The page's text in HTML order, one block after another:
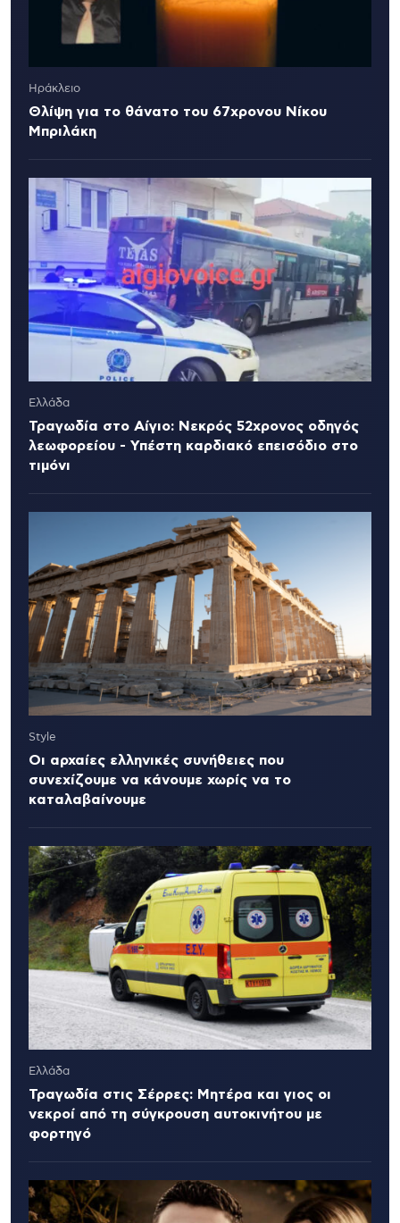
Ηράκλειο
Θλίψη για το θάνατο του 67χρονου Νίκου
Μπριλάκη
Ελλάδα
Τραγωδία στο Αίγιο: Νεκρός 52χρονος οδηγός
λεωφορείου - Υπέστη καρδιακό επεισόδιο στο
τιμόνι
Style
Οι αρχαίες ελληνικές συνήθειες που
συνεχίζουμε να κάνουμε χωρίς να το
καταλαβαίνουμε
Ελλάδα
Τραγωδία στις Σέρρες: Μητέρα και γιος οι
νεκροί από τη σύγκρουση αυτοκινήτου με
φορτηγό